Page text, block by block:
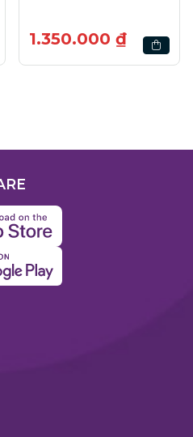
1.350.000 ₫